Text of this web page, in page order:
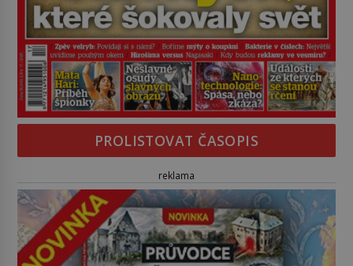
PROLISTOVAT ČASOPIS
reklama